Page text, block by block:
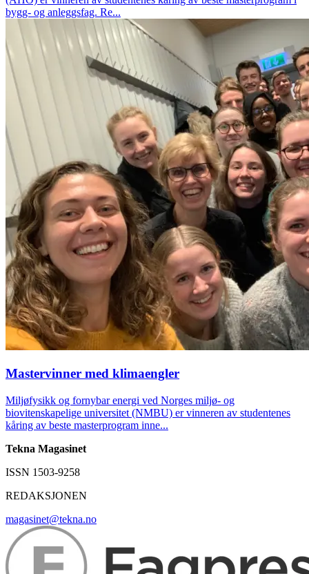
bygg- og anleggsfag. Re...
Mastervinner med klimaengler
Miljøfysikk og fornybar energi ved Norges miljø- og
biovitenskapelige universitet (NMBU) er vinneren av studentenes
kåring av beste masterprogram inne...
Tekna Magasinet
ISSN 1503-9258
REDAKSJONEN
magasinet@tekna.no